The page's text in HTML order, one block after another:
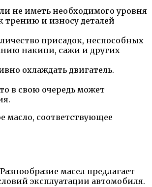
не иметь необходимого уровня
трению и износу деталей
присадок, неспособных
накипи, сажи и других
охлаждать двигатель.
в свою очередь может
масло, соответствующее
масел предлагает
эксплуатации автомобиля.